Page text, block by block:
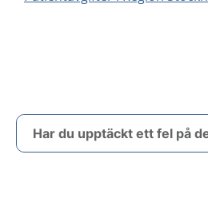
Har du upptäckt ett fel på